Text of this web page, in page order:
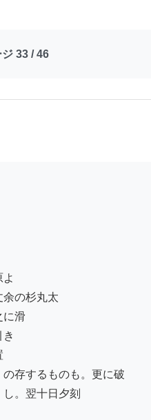
33 / 46
余の杉丸太
に滑
存するものも。更に破
。翌十日夕刻